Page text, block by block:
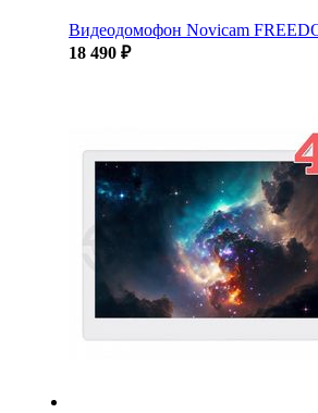
Видеодомофон Novicam
18 490 ₽